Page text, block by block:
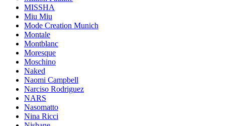
MISSHA
Miu Miu
Mode Creation Munich
Montale
Montblanc
Moresque
Moschino
Naked
Naomi Campbell
Narciso Rodriguez
NARS
Nasomatto
Nina Ricci